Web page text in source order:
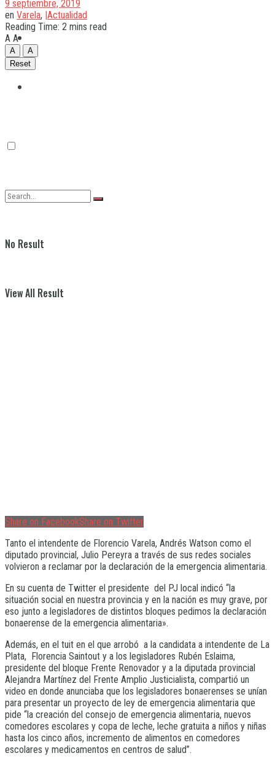
No Result
View All Result
9 septiembre, 2019
en Varela, |Actualidad
Reading Time: 2 mins read
A A
A
A
Reset
Share on FacebookShare on Twitter
Tanto el intendente de Florencio Varela, Andrés Watson como el
diputado provincial, Julio Pereyra a través de sus redes sociales
volvieron a reclamar por la declaración de la emergencia alimentaria.
En su cuenta de Twitter el presidente del PJ local indicó “la
situación social en nuestra provincia y en la nación es muy grave, por
eso junto a legisladores de distintos bloques pedimos la declaración
bonaerense de la emergencia alimentaria».
Además, en el tuit en el que arrobó a la candidata a intendente de La
Plata, Florencia Saintout y a los legisladores Rubén Eslaima,
presidente del bloque Frente Renovador y a la diputada provincial
Alejandra Martínez del Frente Amplio Justicialista, compartió un
video en donde anunciaba que los legisladores bonaerenses se unían
para presentar un proyecto de ley de emergencia alimentaria que
pide “la creación del consejo de emergencia alimentaria, nuevos
comedores escolares y copa de leche, leche gratuita a niños y niñas
hasta los cinco años, incremento de alimentos en comedores
escolares y medicamentos en centros de salud”.